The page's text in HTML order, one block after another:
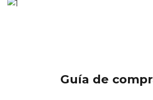
Guía de